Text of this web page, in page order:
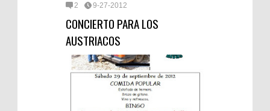
2 9-27-2012
CONCIERTO PARA LOS
AUSTRIACOS